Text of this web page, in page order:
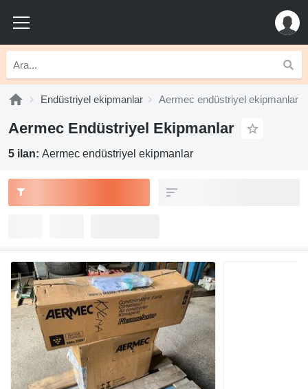
Endüstriyel ekipmanlar Aermec endüstriyel ekipmanlar
Aermec Endüstriyel Ekipmanlar
5 ilan: Aermec endüstriyel ekipmanlar